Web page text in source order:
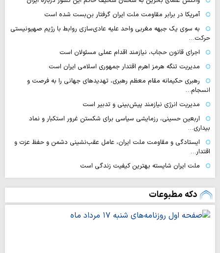
آمریکا در برابر مقاومت ملت ایران گرفتار بن‌بست شده است
به سوی یک جبهه مغربی واحد علیه عادی‌سازی روابط با رژیم صهیونیستی
حرکت…
اجرای قانون حجاب، نیازمند اقدام عملی مسئولان است
مدیریت تنگه هرمز اهرم اقتدار جمهوری اسلامی ایران است
رهبری حکیمانه مقام معظم رهبری، تهدیدهای جهانی را به فرصت و
انسجام…
مدیریت انرژی نیازمند پیش‌بینی و تدبیر است
اربعین حسینی، رزمایشی سیاسی برای شکستن غرور استکبار و نماد
بیداری…
ایستادگی و مقاومت ملت ایران، عامل عقب‌نشینی دشمن و حفظ عزت و
اقتدار…
ملت ایران شایسته بهترین کیفیت زندگی است
دکه مطبوعات